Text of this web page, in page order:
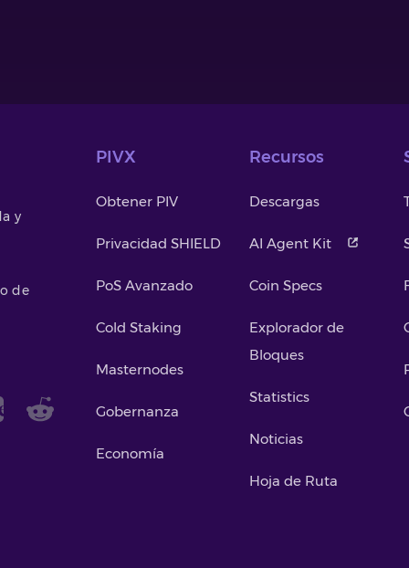
y
de
PIVX
Obtener PIV
Privacidad SHIELD
PoS Avanzado
Cold Staking
Masternodes
Gobernanza
Economía
Recursos
Descargas
AI Agent Kit
Coin Specs
Explorador de
Bloques
Statistics
Noticias
Hoja de Ruta